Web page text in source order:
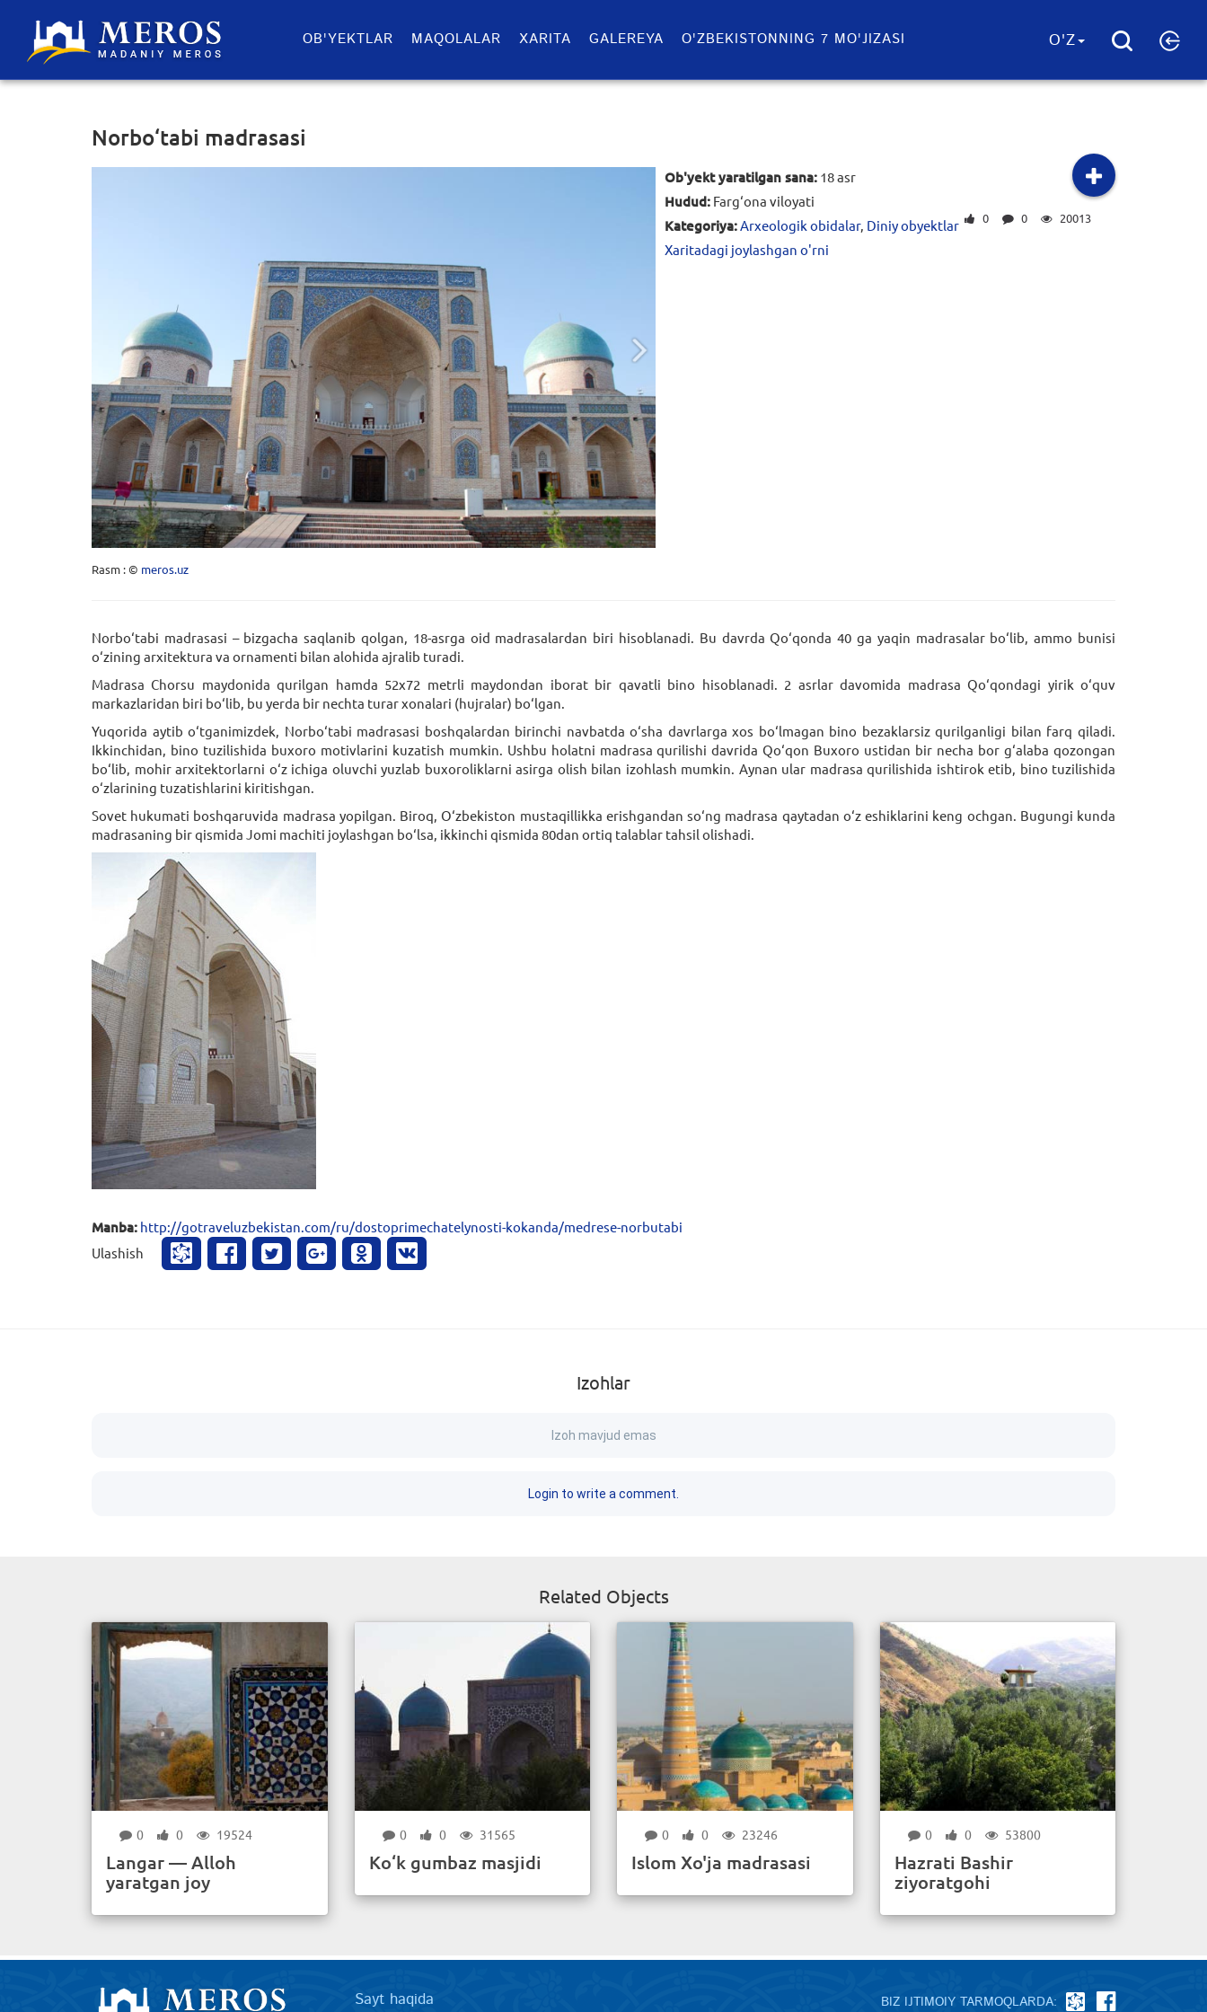
OB'YEKTLAR​ MAQOLALAR XARITA GALEREYA O'ZBEKISTONNING 7 MO'JIZASI O'Z
Norbo‘tabi madrasasi
Rasm : © meros.uz
Ob'yekt yaratilgan sana: 18 asr
Hudud: Farg‘ona viloyati
Kategoriya:Arxeologik obidalar, Diniy obyektlar
Xaritadagi joylashgan o'rni
0 0 20013
Norbo‘tabi madrasasi – bizgacha saqlanib qolgan, 18-asrga oid madrasalardan biri hisoblanadi. Bu davrda Qo‘qonda 40 ga yaqin madrasalar bo‘lib, ammo bunisi
o‘zining arxitektura va ornamenti bilan alohida ajralib turadi.
Madrasa Chorsu maydonida qurilgan hamda 52x72 metrli maydondan iborat bir qavatli bino hisoblanadi. 2 asrlar davomida madrasa Qo‘qondagi yirik o‘quv
markazlaridan biri bo‘lib, bu yerda bir nechta turar xonalari (hujralar) bo‘lgan.
Yuqorida aytib o‘tganimizdek, Norbo‘tabi madrasasi boshqalardan birinchi navbatda o‘sha davrlarga xos bo‘lmagan bino bezaklarsiz qurilganligi bilan farq qiladi.
Ikkinchidan, bino tuzilishida buxoro motivlarini kuzatish mumkin. Ushbu holatni madrasa qurilishi davrida Qo‘qon Buxoro ustidan bir necha bor g‘alaba qozongan
bo‘lib, mohir arxitektorlarni o‘z ichiga oluvchi yuzlab buxoroliklarni asirga olish bilan izohlash mumkin. Aynan ular madrasa qurilishida ishtirok etib, bino tuzilishida
o‘zlarining tuzatishlarini kiritishgan.
Sovet hukumati boshqaruvida madrasa yopilgan. Biroq, O‘zbekiston mustaqillikka erishgandan so‘ng madrasa qaytadan o‘z eshiklarini keng ochgan. Bugungi kunda
madrasaning bir qismida Jomi machiti joylashgan bo‘lsa, ikkinchi qismida 80dan ortiq talablar tahsil olishadi.
Manba: http://gotraveluzbekistan.com/ru/dostoprimechatelynosti-kokanda/medrese-norbutabi
Ulashish
Izohlar
Izoh mavjud emas
Login to write a comment.
Related Objects
0 0 19524
Langar — Alloh
yaratgan joy
0 0 31565
Ko‘k gumbaz masjidi
0 0 23246
Islom Xo'ja madrasasi
0 0 53800
Hazrati Bashir
ziyoratgohi
Sayt haqida BIZ IJTIMOIY TARMOQLARDA: